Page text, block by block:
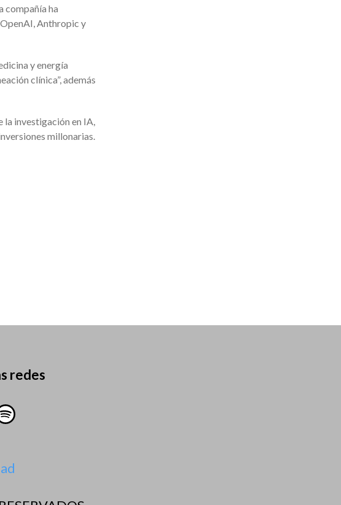
compañía ha
Anthropic y
y energía
clínica”, además
la investigación en IA,
millonarias.
redes